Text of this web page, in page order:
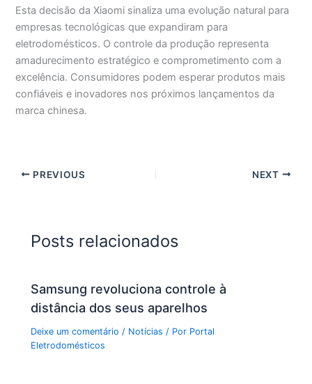
Esta decisão da Xiaomi sinaliza uma evolução natural para
empresas tecnológicas que expandiram para
eletrodomésticos. O controle da produção representa
amadurecimento estratégico e comprometimento com a
excelência. Consumidores podem esperar produtos mais
confiáveis e inovadores nos próximos lançamentos da
marca chinesa.
PREVIOUS NEXT
Posts relacionados
Samsung revoluciona controle à
distância dos seus aparelhos
Deixe um comentário / Notícias / Por Portal
Eletrodomésticos